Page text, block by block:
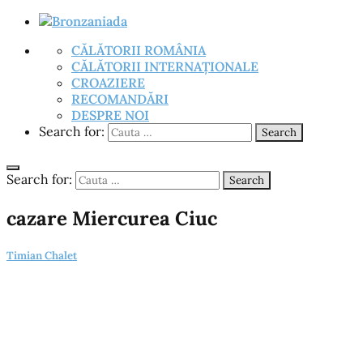
CĂLĂTORII ROMÂNIA
CĂLĂTORII INTERNAȚIONALE
CROAZIERE
RECOMANDĂRI
DESPRE NOI
Search for:
Search
Search for: Search
cazare Miercurea Ciuc
Timian Chalet